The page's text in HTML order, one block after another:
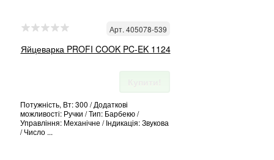
Арт. 405078-539
Яйцеварка PROFI COOK PC-EK 1124
Потужність, Вт: 300 / Додаткові
можливості: Ручки / Тип: Барбекю /
Управління: Механічне / Індикація: Звукова
/ Число ...